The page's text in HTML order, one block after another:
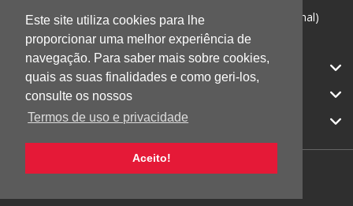
Este site utiliza cookies para lhe
proporcionar uma melhor experiência de
navegação. Para saber mais sobre cookies,
quais as suas finalidades e como geri-los,
consulte os nossos
Termos de uso e privacidade
Aceito!
( +351) 918816191 (Chamada para rede móvel nacional)
geral@run.pt
CATEGORIAS
APOIO AO CLIENTE
© 2026 RUN |Todos os direitos reservados.